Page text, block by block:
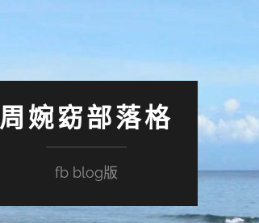
周婉窈部落格
fb blog版